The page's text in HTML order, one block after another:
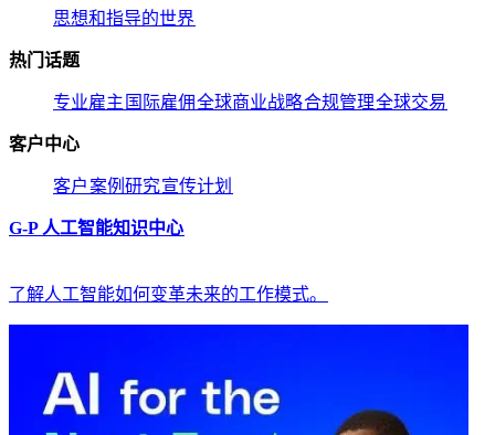
思想和指导的世界​​
热门话题​​
专业雇主​​ 国际雇佣​​全球商业战略​​合规管理​​全球交易​​
客户中心​​
客户​​案例研究​​宣传计划​​
G-P 人工智能知识中心​​
了解人工智能如何变革未来的工作模式。​​